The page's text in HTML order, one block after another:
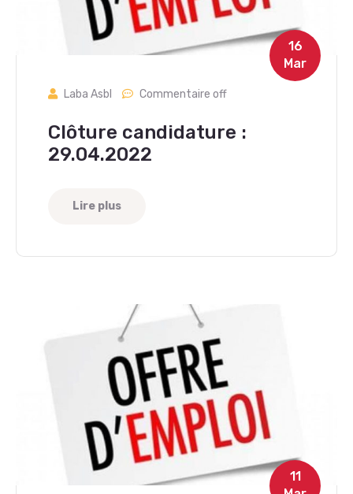
16
Mar
Laba Asbl Commentaire off
Clôture candidature :
29.04.2022
Lire plus
11